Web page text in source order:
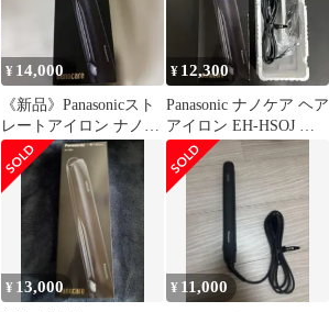
¥ 14,000
《新品》Panasonicスト
レートアイロン ナノケ
ア 黒 EH-HS0J-K
¥ 12,300
Panasonic ナノケア ヘア
アイロン EH-HSOJ ブ
ラック
¥ 13,000 ¥ 11,000